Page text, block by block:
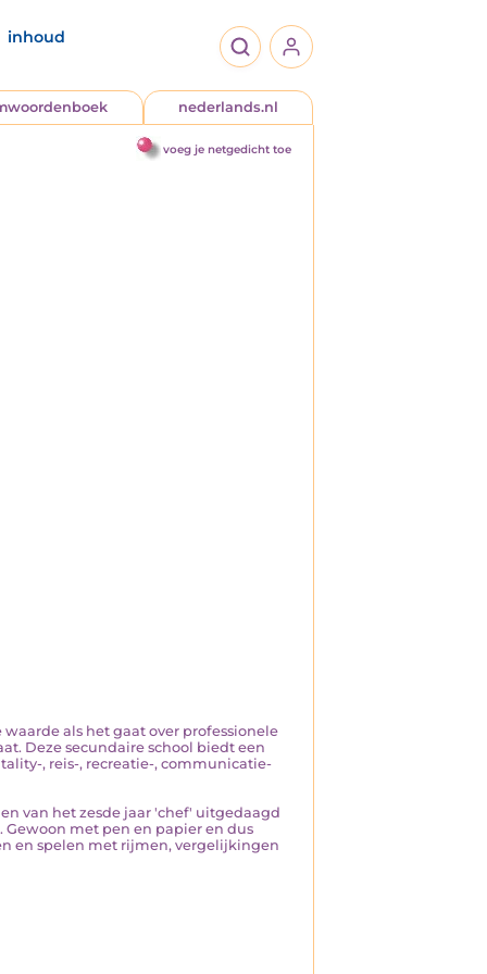
inhoud
nederlands.nl
voeg je netgedicht toe
als het gaat over professionele
Deze secundaire school biedt een
, reis-, recreatie-, communicatie-
van het zesde jaar 'chef' uitgedaagd
met pen en papier en dus
en spelen met rijmen, vergelijkingen